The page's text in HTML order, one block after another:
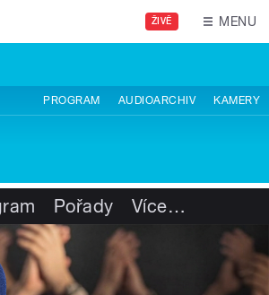
ŽIVĚ MENU
PROGRAM AUDIOARCHIV KAMERY
Pořady Více…